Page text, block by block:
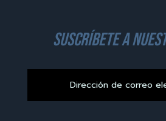
suscríbete a